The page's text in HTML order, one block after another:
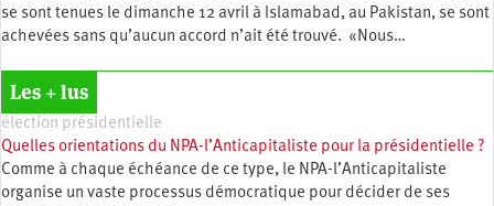
se sont tenues le dimanche 12 avril à Islamabad, au Pakistan, se sont
achevées sans qu’aucun accord n’ait été trouvé. «Nous…
Les + lus
élection présidentielle
Quelles orientations du NPA-l’Anticapitaliste pour la présidentielle ?
Comme à chaque échéance de ce type, le NPA-l’Anticapitaliste
organise un vaste processus démocratique pour décider de ses